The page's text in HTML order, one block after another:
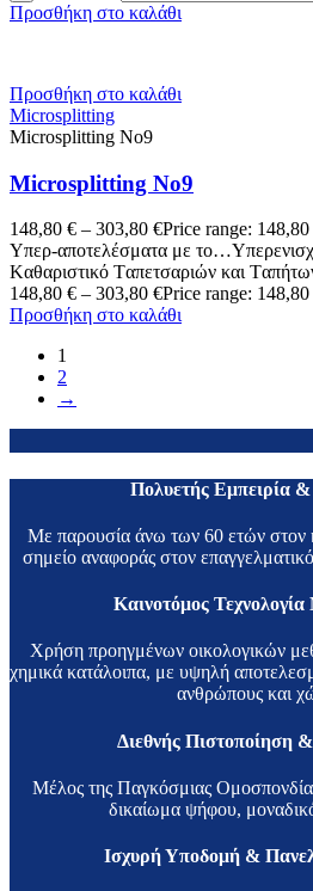
Προσθήκη στο καλάθι
Προσθήκη στο καλάθι
Microsplitting
Microsplitting No9
Microsplitting No9
148,80 € – 303,80 €Price range:
Υπερ-αποτελέσματα με
Kαθαριστικό Tαπετσαριών και
148,80 € – 303,80 €Price range:
Προσθήκη στο καλάθι
1
2
→
Πολυετής Εμπειρία &
Με παρουσία άνω των 60 ετών στον
σημείο αναφοράς στον
Καινοτόμος
Χρήση προηγμένων οικολογικών
χημικά κατάλοιπα, με υψηλή
ανθρώπους και
Διεθνής Πιστοποίηση
Μέλος της Παγκόσμιας
δικαίωμα ψήφου,
Ισχυρή Υποδομή &